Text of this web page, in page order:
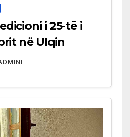
i 25-të i
në Ulqin